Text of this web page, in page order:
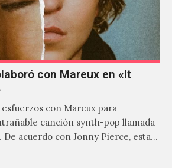
con Mareux en «It
con Mareux para
canción synth-pop llamada
acuerdo con Jonny Pierce, esta